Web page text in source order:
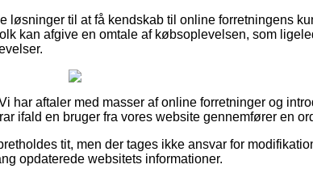
løsninger til at få kendskab til online forretningens
kan afgive en omtale af købsoplevelsen, som
har aftaler med masser af online forretninger og
ifald en bruger fra vores website gennemfører en
tit, men der tages ikke ansvar for
opdaterede websitets informationer.